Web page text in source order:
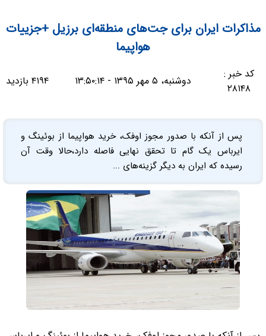
مذاکرات ایران برای جت‌های منطقه‌ای برزیل +جزییات
هواپیما
کد خبر :
۲۸۱۴۸
دوشنبه، ۵ مهر ۱۳۹۵ - ۱۳:۵۰:۱۴ ۴۱۹۴ بازدید
پس از آنکه با صدور مجوز اوفک، خرید هواپیما از بوئینگ و
ایرباس یک گام تا تحقق نهایی فاصله دارد،حالا وقت آن
رسیده که ایران به دیگر گزینه‌های ...